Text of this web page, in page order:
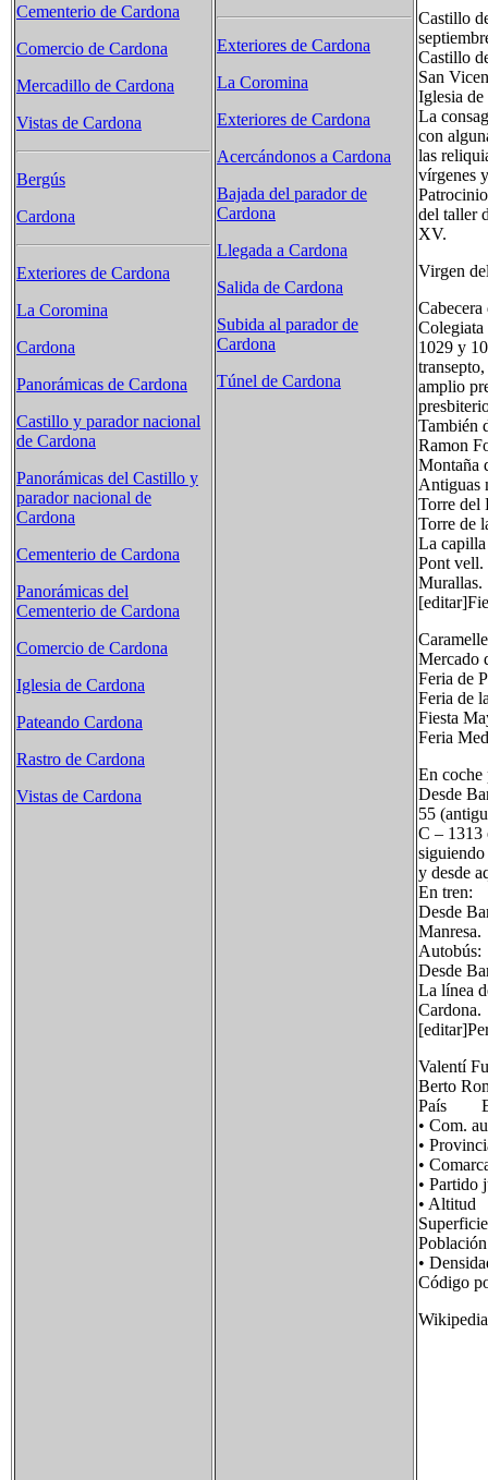
Cementerio de Cardona
Comercio de Cardona
Mercadillo de Cardona
Vistas de Cardona
Bergús
Cardona
Exteriores de Cardona
La Coromina
Cardona
Panorámicas de Cardona
Castillo y parador nacional
de Cardona
Panorámicas del Castillo y
parador nacional de
Cardona
Cementerio de Cardona
Panorámicas del
Cementerio de Cardona
Comercio de Cardona
Iglesia de Cardona
Pateando Cardona
Rastro de Cardona
Vistas de Cardona
Exteriores de Cardona
La Coromina
Exteriores de Cardona
Acercándonos a Cardona
Bajada del parador de
Cardona
Llegada a Cardona
Salida de Cardona
Subida al parador de
Cardona
Túnel de Cardona
Castillo
Castillo
San
Iglesia
La
con
las
vírgenes
del taller
XV.
Virgen
Colegiata
1029 y
amplio
También
Ramon
Montaña
Antiguas
Torre del
Torre de
La
Pont vell.
Murallas.
Mercado
Feria de
Feria de
Fiesta
Feria
En coche
Desde
55
C – 1313
y desde
En tren:
Desde
Manresa.
Autobús:
Desde
La línea
Cardona.
Valentí
Berto
País
• Com.
•
•
•
•
•
Código
Wikipedia